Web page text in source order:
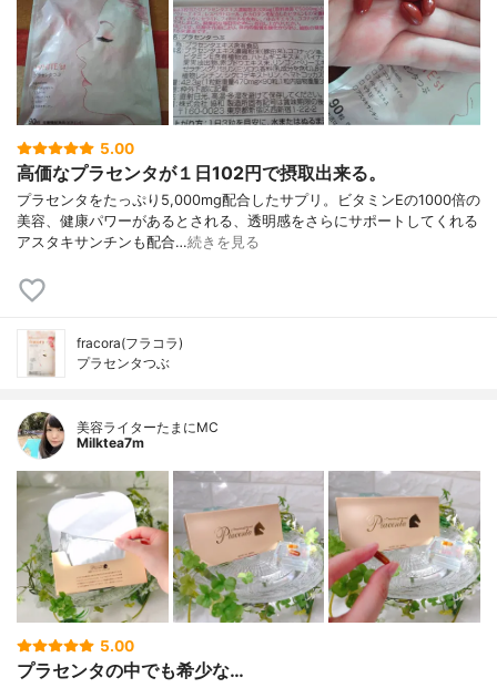
5.00
高価なプラセンタが１日102円で摂取出来る。
プラセンタをたっぷり5,000mg配合したサプリ。ビタミンEの1000倍の
美容、健康パワーがあるとされる、透明感をさらにサポートしてくれる
アスタキサンチンも配合…続きを見る
fracora(フラコラ)
プラセンタつぶ
美容ライターたまにMC
Milktea7m
5.00
プラセンタの中でも希少な…